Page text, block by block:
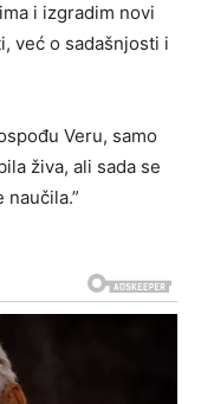
i izgradim novi
već o sadašnjosti i
Veru, samo
živa, ali sada se